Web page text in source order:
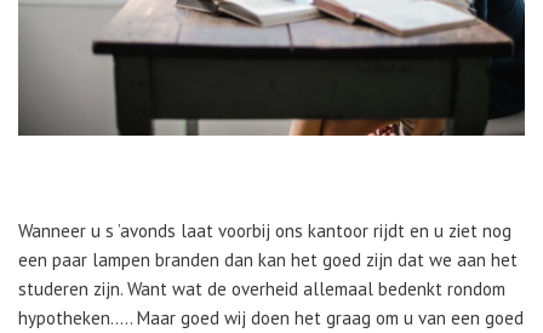
Wanneer u s ’avonds laat voorbij ons kantoor rijdt en u ziet nog
een paar lampen branden dan kan het goed zijn dat we aan het
studeren zijn. Want wat de overheid allemaal bedenkt rondom
hypotheken….. Maar goed wij doen het graag om u van een goed